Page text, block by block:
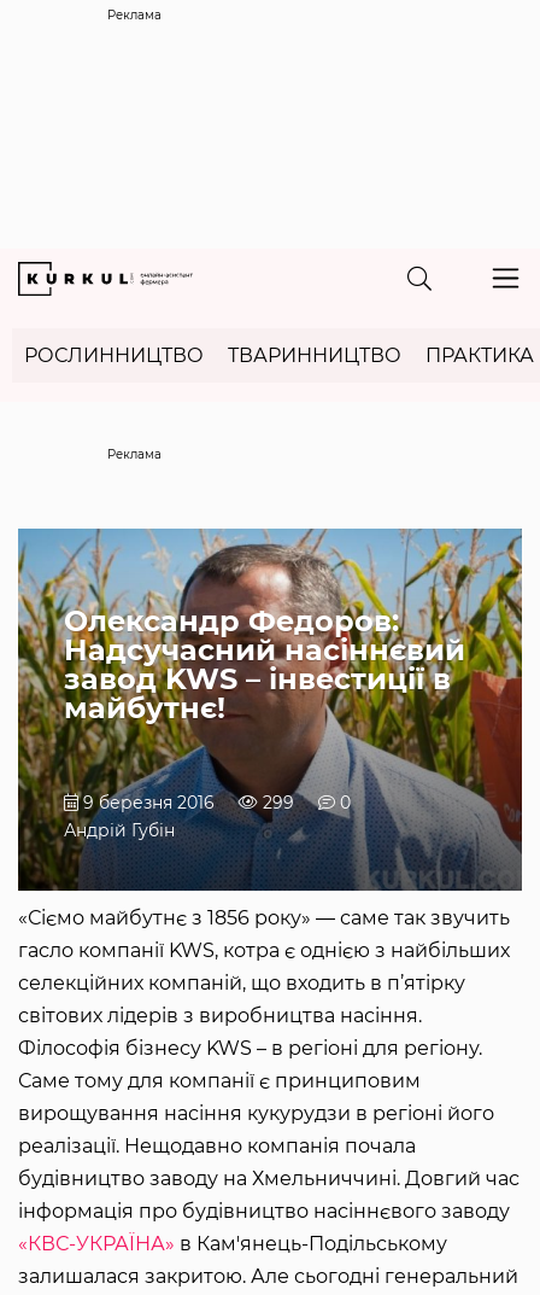
Реклама
РОСЛИННИЦТВО ТВАРИННИЦТВО ПРАКТИКА
Олександр Федоров:
Надсучасний насіннєвий
завод KWS – інвестиції в
майбутнє!
9 березня 2016 299
0
Андрій Губін
«Сіємо майбутнє з 1856 року» ― саме так звучить
гасло компанії KWS, котра є однією з найбільших
селекційних компаній, що входить в п’ятірку
світових лідерів з виробництва насіння.
Філософія бізнесу KWS – в регіоні для регіону.
Саме тому для компанії є принциповим
вирощування насіння кукурудзи в регіоні його
реалізації. Нещодавно компанія почала
будівництво заводу на Хмельниччині. Довгий час
інформація про будівництво насіннєвого заводу
«КВС-УКРАЇНА» в Кам'янець-Подільському
залишалася закритою. Але сьогодні генеральний
Реклама